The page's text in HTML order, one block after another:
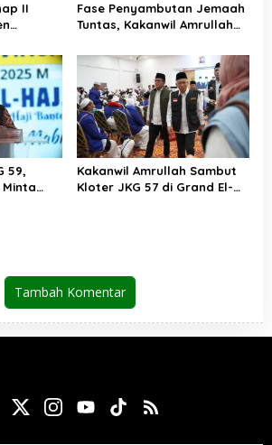
II
Fase Penyambutan Jemaah
Tuntas, Kakanwil Amrullah
59,
Minta
Kakanwil Amrullah Sambut
Kloter JKG 57 di Grand El-
Tambah Komentar